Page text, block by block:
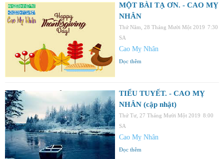
MỘT BÀI TẠ ƠN. - CAO MỴ
NHÂN
Thứ Năm, 28 Tháng Mười Một 2019 7:30
SA
Cao Mỵ Nhân
Đọc thêm
TIỂU TUYẾT. - CAO MỴ
NHÂN (cập nhật)
Thứ Tư, 27 Tháng Mười Một 2019 8:00
SA
Cao Mỵ Nhân
Đọc thêm